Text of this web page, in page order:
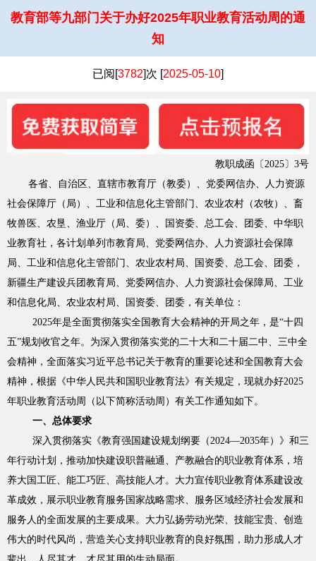
教育部等九部门关于办好2025年职业教育活动周的通
知
已阅[3782]次 [2025-05-10]
教职成函〔2025〕3号
各省、自治区、直辖市教育厅（教委）、党委网信办、人力资源
社会保障厅（局）、工业和信息化主管部门、农业农村（农牧）、畜
牧兽医、农垦、渔业厅（局、委）、国资委、总工会、团委、中华职
业教育社，各计划单列市教育局、党委网信办、人力资源社会保障
局、工业和信息化主管部门、农业农村局、国资委、总工会、团委，
新疆生产建设兵团教育局、党委网信办、人力资源社会保障局、工业
和信息化局、农业农村局、国资委、团委，有关单位：
2025年是全面贯彻落实全国教育大会精神的开局之年，是“十四
五”规划收官之年。为深入贯彻落实党的二十大和二十届二中、三中全
会精神，全面落实习近平总书记关于教育的重要论述和全国教育大会
精神，根据《中华人民共和国职业教育法》有关规定，现就办好2025
年职业教育活动周（以下简称活动周）有关工作通知如下。
一、总体要求
深入贯彻落实《教育强国建设规划纲要（2024—2035年）》和三
年行动计划，推动加快建设职普融通、产教融合的职业教育体系，培
养大国工匠、能工巧匠、高技能人才。大力宣传职业教育体系建设改
革成效，展示职业教育服务国家战略需求、服务区域经济社会发展和
服务人的全面发展的主要成果。大力弘扬劳动光荣、技能宝贵、创造
伟大的时代风尚，营造关心支持职业教育的良好氛围，助力形成人才